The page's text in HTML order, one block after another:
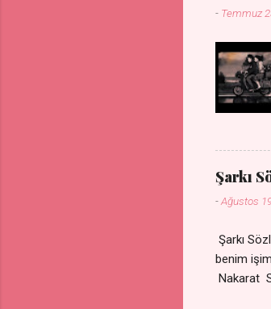
- Temmuz
Şarkı
-Ağustos
Şarkı
benim
Nakarat